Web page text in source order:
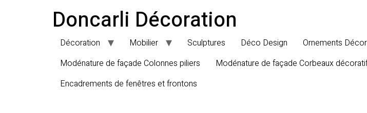
Doncarli Décoration
Décoration Mobilier Sculptures Déco Design Ornements
Modénature de façade Colonnes piliers
Modénature de façade Corbeaux
Encadrements de fenêtres et frontons